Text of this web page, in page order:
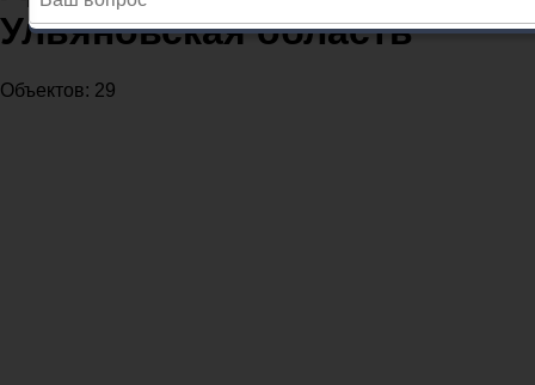
Ульяновская область
Объектов: 29